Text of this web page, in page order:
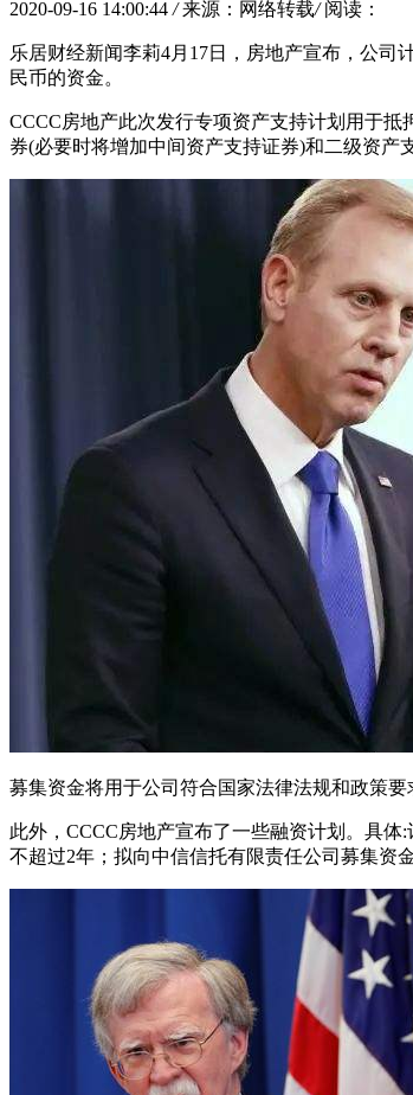
2020-09-16 14:00:44 / 来源：网络转载/ 阅读：
乐居财经新闻李莉4月17日，房地产宣布，公司
民币的资金。
CCCC房地产此次发行专项资产支持计划用于
券(必要时将增加中间资产支持证券)和二级资产
募集资金将用于公司符合国家法律法规和政策
此外，CCCC房地产宣布了一些融资计划。具
不超过2年；拟向中信信托有限责任公司募集资